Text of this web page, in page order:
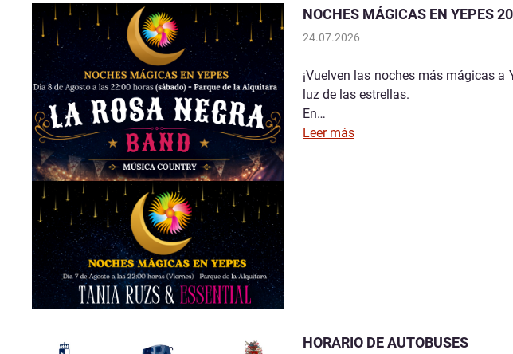
NOCHES MÁGICAS EN YEPES
24.07.2026
¡Vuelven las noches más mágicas
luz de las estrellas.
En…
Leer más
HORARIO DE AUTOBUSES